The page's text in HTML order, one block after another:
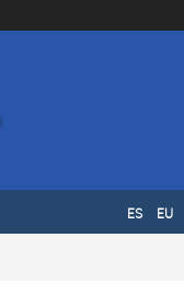
ES EU